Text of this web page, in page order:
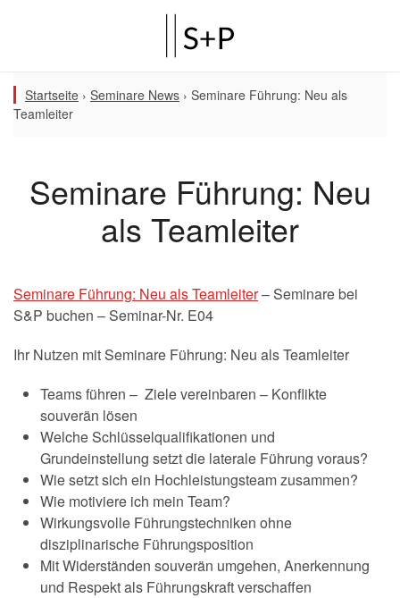
Startseite › Seminare News › Seminare Führung: Neu als
Teamleiter
Seminare Führung: Neu
als Teamleiter
Seminare Führung: Neu als Teamleiter– Seminare bei
S&P buchen – Seminar-Nr. E04
Ihr Nutzen mit Seminare Führung: Neu als Teamleiter
Teams führen – Ziele vereinbaren – Konflikte
souverän lösen
Welche Schlüsselqualifikationen und
Grundeinstellung setzt die laterale Führung voraus?
Wie setzt sich ein Hochleistungsteam zusammen?
Wie motiviere ich mein Team?
Wirkungsvolle Führungstechniken ohne
disziplinarische Führungsposition
Mit Widerständen souverän umgehen, Anerkennung
und Respekt als Führungskraft verschaffen